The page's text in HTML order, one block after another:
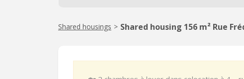
Shared housings > Shared housing 156 m² Rue